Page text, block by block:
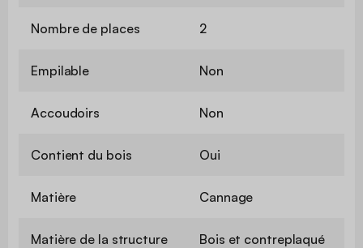
Nombre de places 2
Empilable Non
Accoudoirs Non
Contient du bois Oui
Matière Cannage
Matière de la structure Bois et contreplaqué